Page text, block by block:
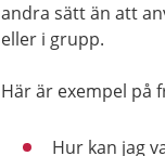
andra sätt än att
eller i grupp.
Här är exempel på
Hur kan jag